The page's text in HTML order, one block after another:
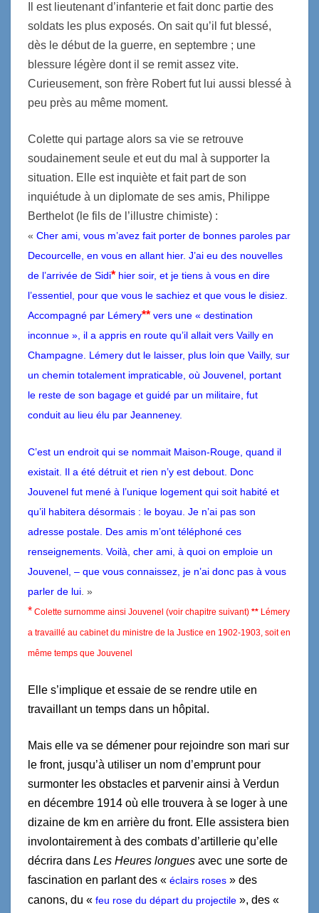
Il est lieutenant d’infanterie et fait donc partie des
soldats les plus exposés. On sait qu’il fut blessé,
dès le début de la guerre, en septembre ; une
blessure légère dont il se remit assez vite.
Curieusement, son frère Robert fut lui aussi blessé à
peu près au même moment.
Colette qui partage alors sa vie se retrouve
soudainement seule et eut du mal à supporter la
situation. Elle est inquiète et fait part de son
inquiétude à un diplomate de ses amis, Philippe
Berthelot (le fils de l’illustre chimiste) :
« Cher ami, vous m’avez fait porter de bonnes paroles par
Decourcelle, en vous en allant hier. J’ai eu des nouvelles
de l’arrivée de Sidi* hier soir, et je tiens à vous en dire
l’essentiel, pour que vous le sachiez et que vous le disiez.
Accompagné par Lémery** vers une « destination
inconnue », il a appris en route qu’il allait vers Vailly en
Champagne. Lémery dut le laisser, plus loin que Vailly, sur
un chemin totalement impraticable, où Jouvenel, portant
le reste de son bagage et guidé par un militaire, fut
conduit au lieu élu par Jeanneney.
C’est un endroit qui se nommait Maison-Rouge, quand il
existait. Il a été détruit et rien n’y est debout. Donc
Jouvenel fut mené à l’unique logement qui soit habité et
qu’il habitera désormais : le boyau. Je n’ai pas son
adresse postale. Des amis m’ont téléphoné ces
renseignements. Voilà, cher ami, à quoi on emploie un
Jouvenel, – que vous connaissez, je n’ai donc pas à vous
parler de lui »
* Colette surnomme ainsi Jouvenel (voir chapitre suivant) ** Lémery
a travaillé au cabinet du ministre de la Justice en 1902-1903, soit en
même temps que Jouvenel
Elle s’implique et essaie de se rendre utile en
travaillant un temps dans un hôpital.
Mais elle va se démener pour rejoindre son mari sur
le front, jusqu’à utiliser un nom d’emprunt pour
surmonter les obstacles et parvenir ainsi à Verdun
en décembre 1914 où elle trouvera à se loger à une
dizaine de km en arrière du front. Elle assistera bien
involontairement à des combats d’artillerie qu’elle
décrira dans Les Heures longues avec une sorte de
fascination en parlant des « éclairs roses » des
canons, du « feu rose du départ du projectile », des «